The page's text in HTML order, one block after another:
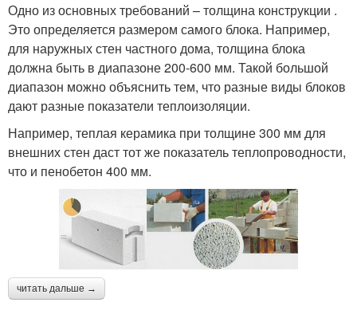
Одно из основных требований – толщина конструкции .
Это определяется размером самого блока. Например,
для наружных стен частного дома, толщина блока
должна быть в диапазоне 200-600 мм. Такой большой
диапазон можно объяснить тем, что разные виды блоков
дают разные показатели теплоизоляции.
Например, теплая керамика при толщине 300 мм для
внешних стен даст тот же показатель теплопроводности,
что и пенобетон 400 мм.
читать дальше →